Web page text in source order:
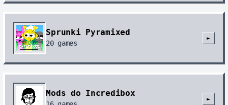
Sprunki Pyramixed
20games
►
Mods do Incredibox
►